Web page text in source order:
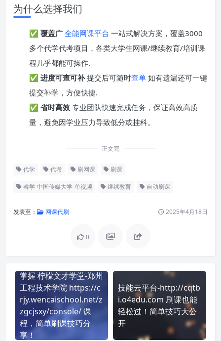
为什么选择我们
✅ 覆盖广 全能网课平台 一站式解决方案，覆盖3000
多个代学代考项目，各类大学生网课/继续教育/培训课
程几乎都能可操作.
✅ 进度可查可补提交后可随时查单 如有遗漏还可一键
提交补学，方便快捷.
✅ 省时高效 专业团队快速完成任务，保证高效高质
量，避免因学业压力导致低分或挂科。
正文完
代学 代考 刷网课 刷课
睿学-中国传媒大学-单视频 继续教育 自动刷课
发表至： 网课代刷 2025年4月18日
0
掌握 柠檬文才学堂-郑州
工程技术学院 https://c
rjy.wencaischool.net/z
zgcjsxy/console/ 课
程，简单刷课技巧分
享！
技能云平台-http://cqtb
i.o4edu.com 刷课也能
轻松过！简单技巧大公
开